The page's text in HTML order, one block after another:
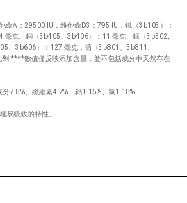
命A：29500 IU，維他命D3：795 IU，鐵（3b103）：
克、銅（3b405、3b406）：11 毫克、錳（3b502,
、3b606）：127 毫克，硒（3b801、3b811、
****數值僅反映添加含量，並不包括成分中天然存在
7.8%、纖維素4.2%、鈣1.15%、氯1.18%
易吸收的特性。